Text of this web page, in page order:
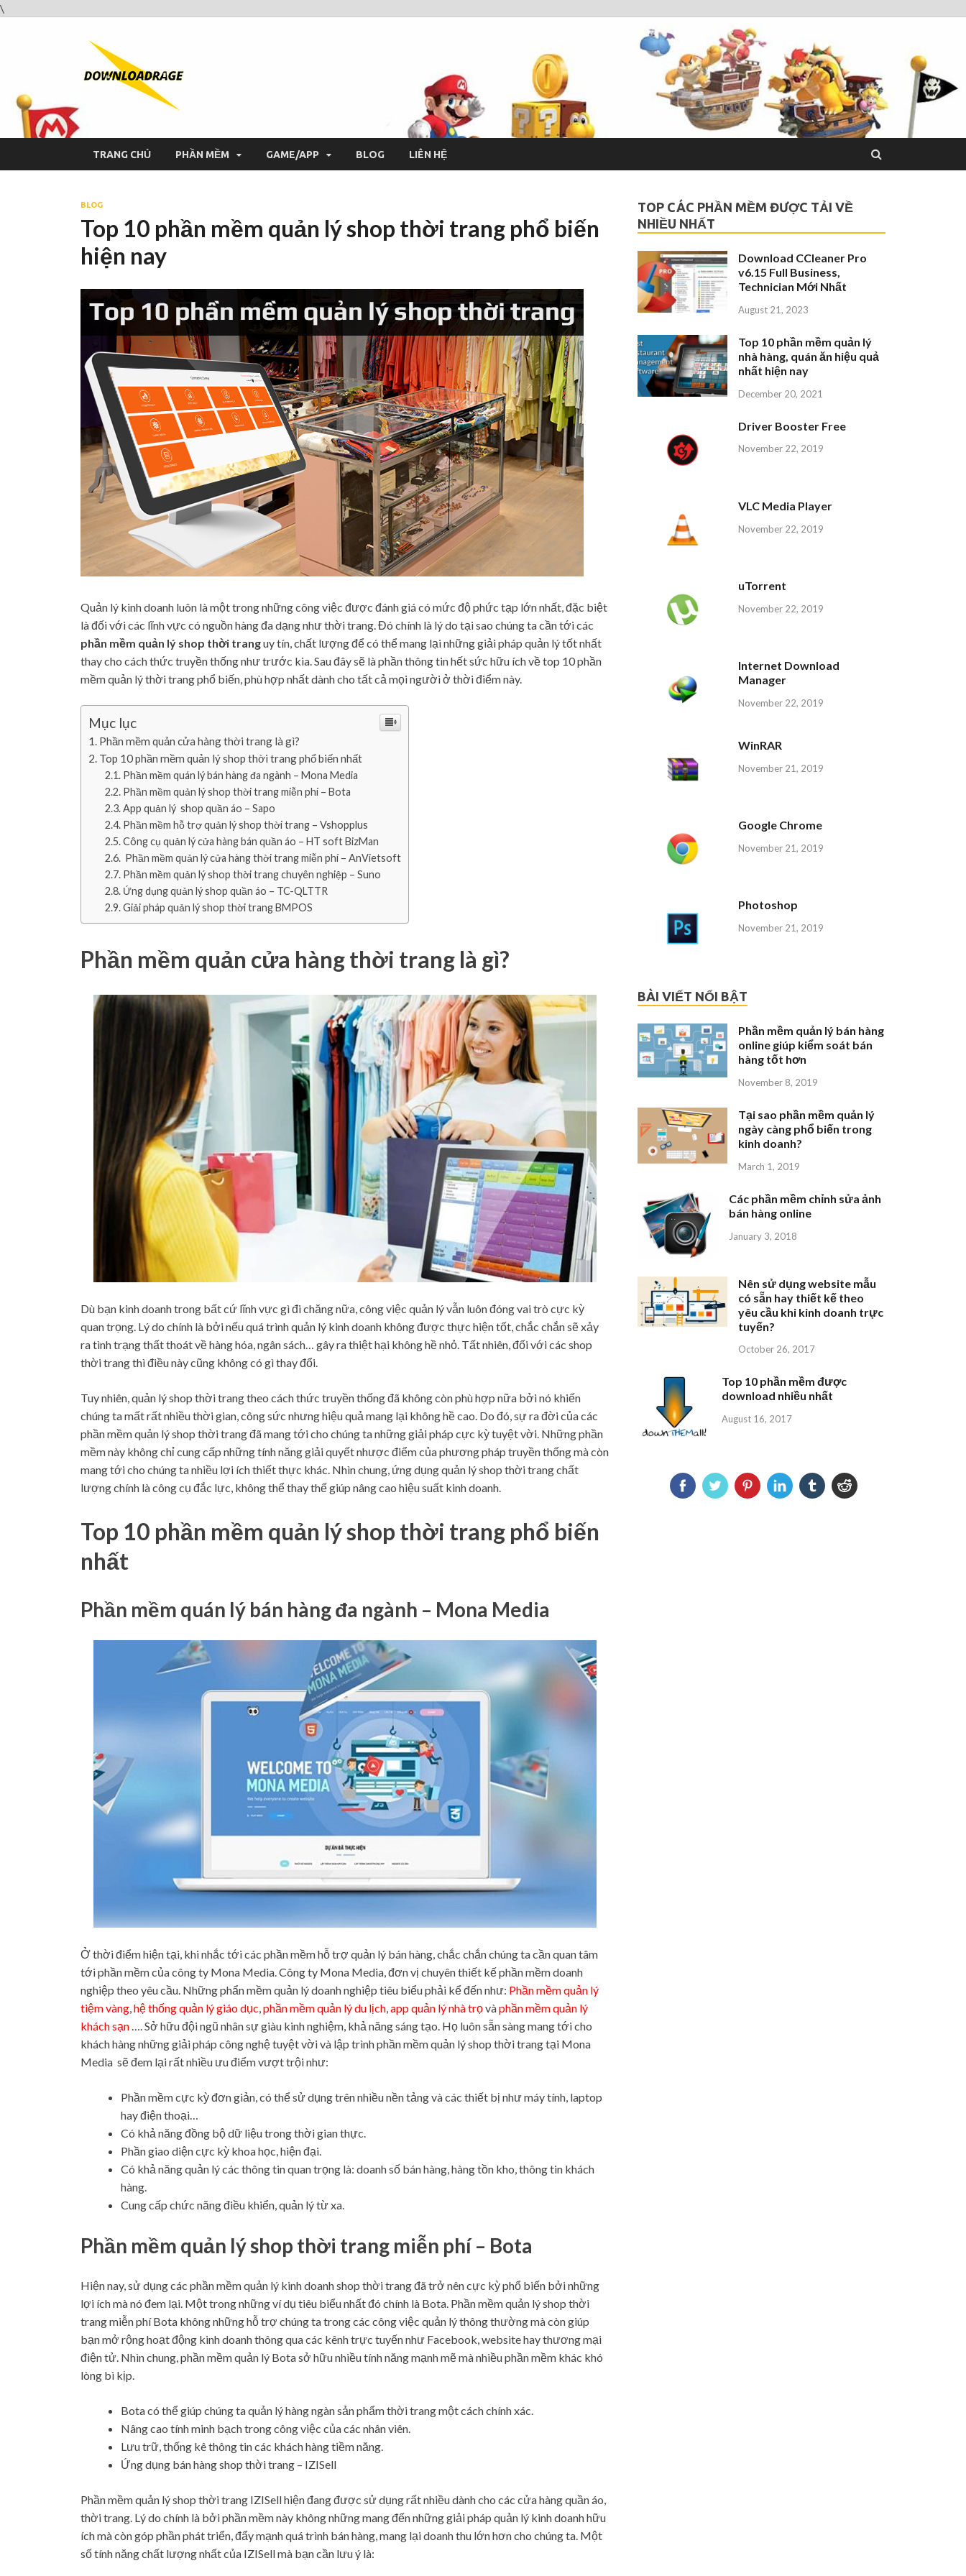
\
TRANG CHỦ PHẦN MỀM GAME/APP BLOG LIÊN HỆ
BLOG
Top 10 phần mềm quản lý shop thời trang phổ biến
hiện nay
Quản lý kinh doanh luôn là một trong những công việc được đánh giá có mức độ phức tạp lớn nhất, đặc biệt
là đối với các lĩnh vực có nguồn hàng đa dạng như thời trang. Đó chính là lý do tại sao chúng ta cần tới các
phần mềm quản lý shop thời tranguy tín, chất lượng để có thể mang lại những giải pháp quản lý tốt nhất
thay cho cách thức truyền thống như trước kia. Sau đây sẽ là phần thông tin hết sức hữu ích về top 10 phần
mềm quản lý thời trang phổ biến, phù hợp nhất dành cho tất cả mọi người ở thời điểm này.
Mục lục
Phần mềm quản cửa hàng thời trang là gì?
Top 10 phần mềm quản lý shop thời trang phổ biến nhất
Phần mềm quán lý bán hàng đa ngành – Mona Media
Phần mềm quản lý shop thời trang miễn phí – Bota
App quản lý shop quần áo – Sapo
Phần mềm hỗ trợ quản lý shop thời trang – Vshopplus
Công cụ quản lý cửa hàng bán quần áo – HT soft BizMan
Phần mềm quản lý cửa hàng thời trang miễn phí – AnVietsoft
Phần mềm quản lý shop thời trang chuyên nghiệp – Suno
Ứng dụng quản lý shop quần áo – TC-QLTTR
Giải pháp quản lý shop thời trang BMPOS
Phần mềm quản cửa hàng thời trang là gì?
Dù bạn kinh doanh trong bất cứ lĩnh vực gì đi chăng nữa, công việc quản lý vẫn luôn đóng vai trò cực kỳ
quan trọng. Lý do chính là bởi nếu quá trình quản lý kinh doanh không được thực hiện tốt, chắc chắn sẽ xảy
ra tình trạng thất thoát về hàng hóa, ngân sách… gây ra thiệt hại không hề nhỏ. Tất nhiên, đối với các shop
thời trang thì điều này cũng không có gì thay đổi.
Tuy nhiên, quản lý shop thời trang theo cách thức truyền thống đã không còn phù hợp nữa bởi nó khiến
chúng ta mất rất nhiều thời gian, công sức nhưng hiệu quả mang lại không hề cao. Do đó, sự ra đời của các
phần mềm quản lý shop thời trang đã mang tới cho chúng ta những giải pháp cực kỳ tuyệt vời. Những phần
mềm này không chỉ cung cấp những tính năng giải quyết nhược điểm của phương pháp truyền thống mà còn
mang tới cho chúng ta nhiều lợi ích thiết thực khác. Nhìn chung, ứng dụng quản lý shop thời trang chất
lượng chính là công cụ đắc lực, không thể thay thế giúp nâng cao hiệu suất kinh doanh.
Top 10 phần mềm quản lý shop thời trang phổ biến
nhất
Phần mềm quán lý bán hàng đa ngành – Mona Media
Ở thời điểm hiện tại, khi nhắc tới các phần mềm hỗ trợ quản lý bán hàng, chắc chắn chúng ta cần quan tâm
tới phần mềm của công ty Mona Media. Công ty Mona Media, đơn vị chuyên thiết kế phần mềm doanh
nghiệp theo yêu cầu. Những phẩn mềm quản lý doanh nghiệp tiêu biểu phải kể đến như: Phần mềm quản lý
tiệm vàng,hệ thống quản lý giáo dục,phần mềm quản lý du lịch,app quản lý nhà trọvàphần mềm quản lý
khách sạn …. Sở hữu đội ngũ nhân sự giàu kinh nghiệm, khả năng sáng tạo. Họ luôn sẵn sàng mang tới cho
khách hàng những giải pháp công nghệ tuyệt vời và lập trình phần mềm quản lý shop thời trang tại Mona
Media sẽ đem lại rất nhiều ưu điểm vượt trội như:
Phần mềm cực kỳ đơn giản, có thể sử dụng trên nhiều nền tảng và các thiết bị như máy tính, laptop
hay điện thoại…
Có khả năng đồng bộ dữ liệu trong thời gian thực.
Phần giao diện cực kỳ khoa học, hiện đại.
Có khả năng quản lý các thông tin quan trọng là: doanh số bán hàng, hàng tồn kho, thông tin khách
hàng.
Cung cấp chức năng điều khiển, quản lý từ xa.
Phần mềm quản lý shop thời trang miễn phí – Bota
Hiện nay, sử dụng các phần mềm quản lý kinh doanh shop thời trang đã trở nên cực kỳ phổ biến bởi những
lợi ích mà nó đem lại. Một trong những ví dụ tiêu biểu nhất đó chính là Bota. Phần mềm quản lý shop thời
trang miễn phí Bota không những hỗ trợ chúng ta trong các công việc quản lý thông thường mà còn giúp
bạn mở rộng hoạt động kinh doanh thông qua các kênh trực tuyến như Facebook, website hay thương mại
điện tử. Nhìn chung, phần mềm quản lý Bota sở hữu nhiều tính năng mạnh mẽ mà nhiều phần mềm khác khó
lòng bì kịp.
Bota có thể giúp chúng ta quản lý hàng ngàn sản phẩm thời trang một cách chính xác.
Nâng cao tính minh bạch trong công việc của các nhân viên.
Lưu trữ, thống kê thông tin các khách hàng tiềm năng.
Ứng dụng bán hàng shop thời trang – IZISell
Phần mềm quản lý shop thời trang IZISell hiện đang được sử dụng rất nhiều dành cho các cửa hàng quần áo,
thời trang. Lý do chính là bởi phần mềm này không những mang đến những giải pháp quản lý kinh doanh hữu
ích mà còn góp phần phát triển, đẩy mạnh quá trình bán hàng, mang lại doanh thu lớn hơn cho chúng ta. Một
số tính năng chất lượng nhất của IZISell mà bạn cần lưu ý là:
TOP CÁC PHẦN MỀM ĐƯỢC TẢI VỀ
NHIỀU NHẤT
Download CCleaner Pro
v6.15 Full Business,
Technician Mới Nhất
August 21, 2023
Top 10 phần mềm quản lý
nhà hàng, quán ăn hiệu quả
nhất hiện nay
December 20, 2021
Driver Booster Free
November 22, 2019
VLC Media Player
November 22, 2019
uTorrent
November 22, 2019
Internet Download
Manager
November 22, 2019
WinRAR
November 21, 2019
Google Chrome
November 21, 2019
Photoshop
November 21, 2019
BÀI VIẾT NỔI BẬT
Phần mềm quản lý bán hàng
online giúp kiểm soát bán
hàng tốt hơn
November 8, 2019
Tại sao phần mềm quản lý
ngày càng phổ biến trong
kinh doanh?
March 1, 2019
Các phần mềm chỉnh sửa ảnh
bán hàng online
January 3, 2018
Nên sử dụng website mẫu
có sẵn hay thiết kế theo
yêu cầu khi kinh doanh trực
tuyến?
October 26, 2017
Top 10 phần mềm được
download nhiều nhất
August 16, 2017